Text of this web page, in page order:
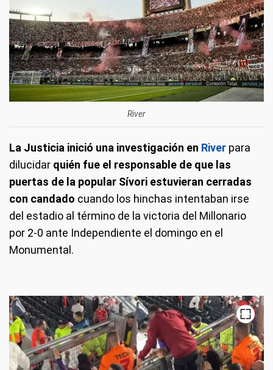
River
La Justicia inició una investigación en River para
dilucidar quién fue el responsable de que las
puertas de la popular Sívori estuvieran cerradas
con candado cuando los hinchas intentaban irse
del estadio al término de la victoria del Millonario
por 2-0 ante Independiente el domingo en el
Monumental.